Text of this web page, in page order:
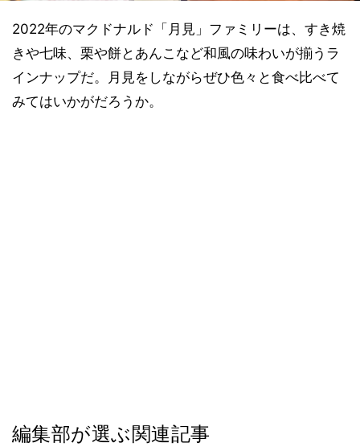
2022年のマクドナルド「月見」ファミリーは、すき焼
きや七味、栗や餅とあんこなど和風の味わいが揃うラ
インナップだ。月見をしながらぜひ色々と食べ比べて
みてはいかがだろうか。
編集部が選ぶ関連記事